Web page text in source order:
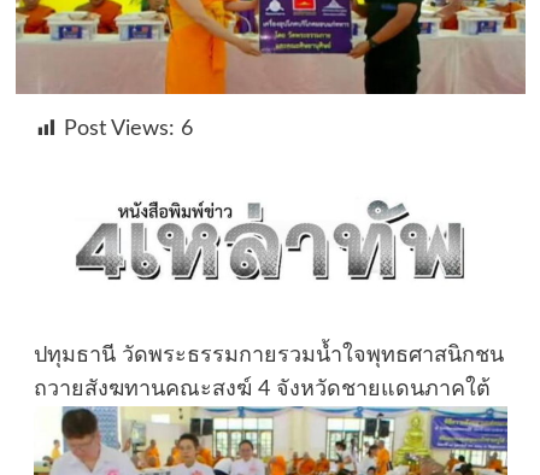
Post Views: 6
ปทุมธานี วัดพระธรรมกายรวมน้ำใจพุทธศาสนิกชน
ถวายสังฆทานคณะสงฆ์ 4 จังหวัดชายแดนภาคใต้